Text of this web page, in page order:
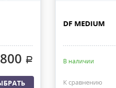
с заказом или по ЭДО.
и России - EMS ПОЧТА РОССИИ
с момента 100% предоплаты,
.
DF MEDIUM
В наличии
К сравнению